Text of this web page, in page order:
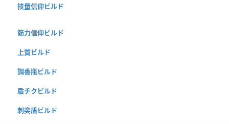
技量信仰ビルド
筋力信仰ビルド
上質ビルド
調香瓶ビルド
盾チクビルド
刺突盾ビルド